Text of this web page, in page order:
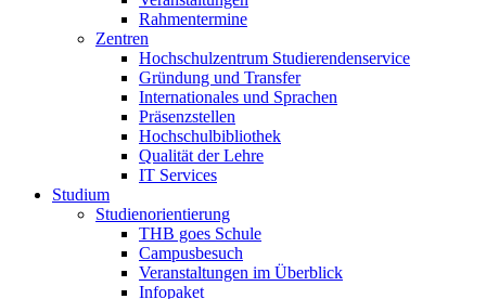
Rahmentermine
Zentren
Hochschulzentrum Studierendenservice
Gründung und Transfer
Internationales und Sprachen
Präsenzstellen
Hochschulbibliothek
Qualität der Lehre
IT Services
Studium
Studienorientierung
THB goes Schule
Campusbesuch
Veranstaltungen im Überblick
Infopaket